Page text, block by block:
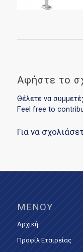
Αφήστε το
Θέλετε να
Feel free to
Για να
ΜΕΝΟΎ
Αρχική
Προφίλ Εταιρείας